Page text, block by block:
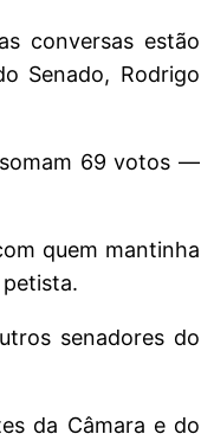
conversas estão
Senado, Rodrigo
somam 69 votos —
quem mantinha
senadores do
da Câmara e do